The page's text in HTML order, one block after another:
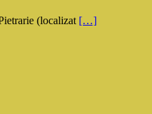
(localizat […]